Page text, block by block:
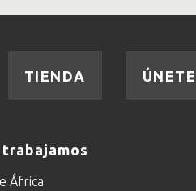
TIENDA
trabajamos
África